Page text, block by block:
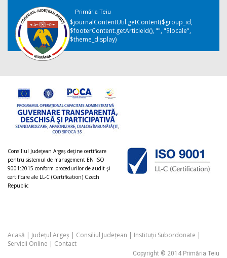
Primăria Teiu
$journalContentUtil.getContent($group_id,
$footerContent.getArticleId(), "", "$locale",
$theme_display)
Consiliul Judeţean Argeș deţine certificare
pentru sistemul de management EN ISO
9001:2015 conform procedurilor de audit şi
certificare ale LL-C (Certification) Czech
Republic
Acasă | Județul Argeș | Consiliul Județean | Instituții Subordonate |
Servicii Online | Contact
Copyright © 2014 Primăria Teiu